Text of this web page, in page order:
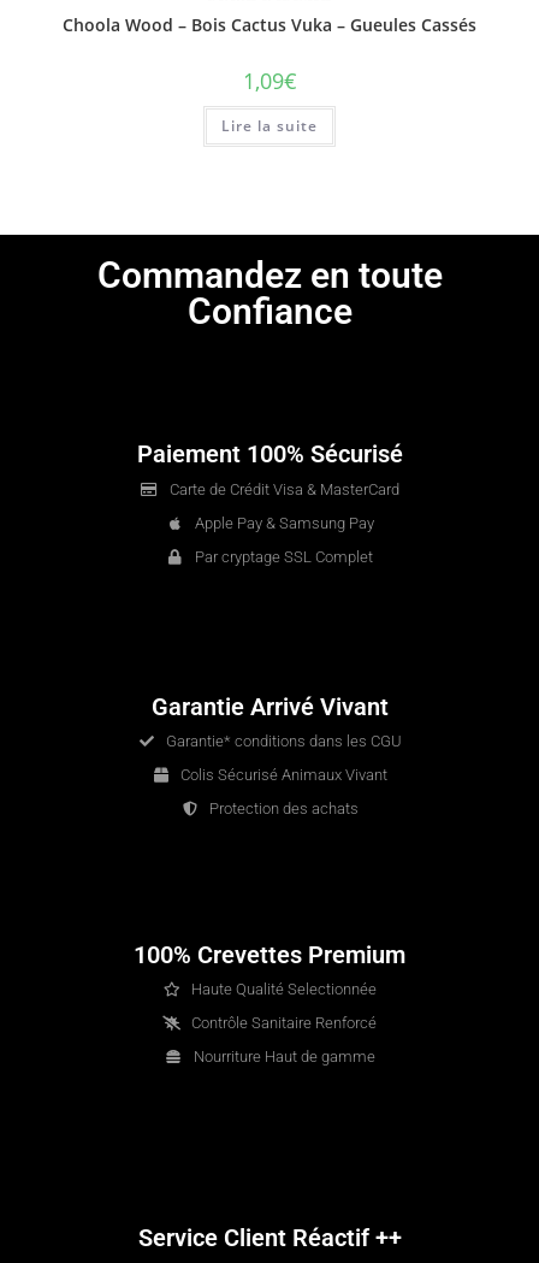
Choola Wood – Bois Cactus Vuka – Gueules Cassés
1,09€
Lire la suite
Commandez en toute
Confiance
Paiement 100% Sécurisé
Carte de Crédit Visa & MasterCard
Apple Pay & Samsung Pay
Par cryptage SSL Complet
Garantie Arrivé Vivant
Garantie* conditions dans les CGU
Colis Sécurisé Animaux Vivant
Protection des achats
100% Crevettes Premium
Haute Qualité Selectionnée
Contrôle Sanitaire Renforcé
Nourriture Haut de gamme
Service Client Réactif ++